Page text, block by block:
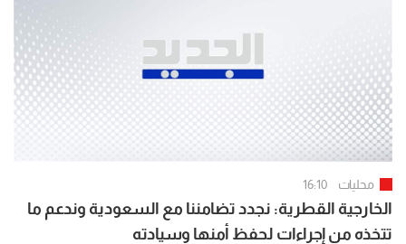
محليات 16:10
الخارجية القطرية: نجدد تضامننا مع السعودية وندعم ما
تتخذه من إجراءات لحفظ أمنها وسيادته